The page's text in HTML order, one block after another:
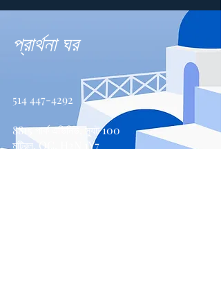
প্রার্থনা ঘর
514 447-4292
8815 পার্ক এভিনিউ, স্যুট 100
মন্ট্রিল, QC, H2N 1Y7